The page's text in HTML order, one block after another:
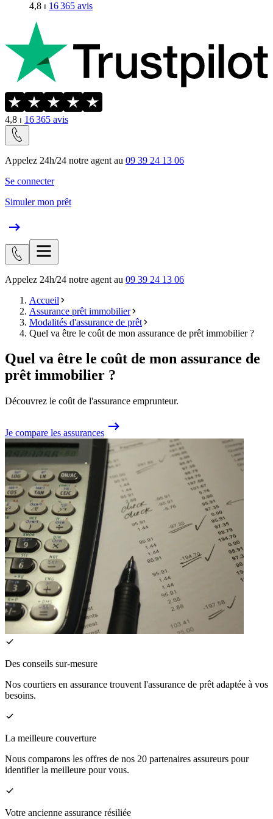
4,8 ⏐ 16 365 avis
4,8 ⏐ 16 365 avis
Appelez 24h/24 notre agent au 09 39 24 13 06
Se connecter
Simuler mon prêt
Appelez 24h/24 notre agent au 09 39 24 13 06
Accueil
Assurance prêt immobilier
Modalités d'assurance de prêt
Quel va être le coût de mon assurance de prêt immobilier ?
Quel va être le coût de mon assurance de
prêt immobilier ?
Découvrez le coût de l'assurance emprunteur.
Je compare les assurances
Des conseils sur-mesure
Nos courtiers en assurance trouvent l'assurance de prêt adaptée à vos
besoins.
La meilleure couverture
Nous comparons les offres de nos 20 partenaires assureurs pour
identifier la meilleure pour vous.
Votre ancienne assurance résiliée